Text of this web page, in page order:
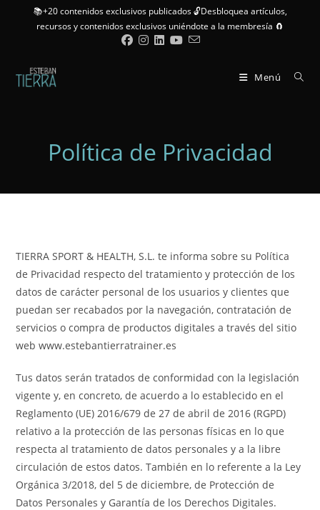
📚+20 contenidos exclusivos publicados 🔓Desbloquea artículos,
recursos y contenidos exclusivos uniéndote a la membresía 🧲
Menú
Política de Privacidad
TIERRA SPORT & HEALTH, S.L. te informa sobre su Política
de Privacidad respecto del tratamiento y protección de los
datos de carácter personal de los usuarios y clientes que
puedan ser recabados por la navegación, contratación de
servicios o compra de productos digitales a través del sitio
web www.estebantierratrainer.es
Tus datos serán tratados de conformidad con la legislación
vigente y, en concreto, de acuerdo a lo establecido en el
Reglamento (UE) 2016/679 de 27 de abril de 2016 (RGPD)
relativo a la protección de las personas físicas en lo que
respecta al tratamiento de datos personales y a la libre
circulación de estos datos. También en lo referente a la Ley
Orgánica 3/2018, del 5 de diciembre, de Protección de
Datos Personales y Garantía de los Derechos Digitales.